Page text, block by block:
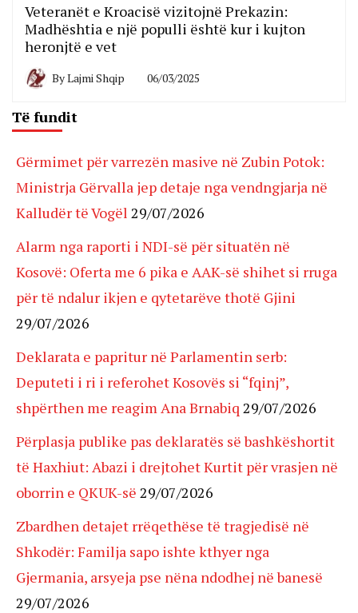
Veteranët e Kroacisë vizitojnë Prekazin:
Madhështia e një populli është kur i kujton
heronjtë e vet
ByLajmi Shqip 06/03/2025
Të fundit
Gërmimet për varrezën masive në Zubin Potok:
Ministrja Gërvalla jep detaje nga vendngjarja në
Kalludër të Vogël 29/07/2026
Alarm nga raporti i NDI-së për situatën në
Kosovë: Oferta me 6 pika e AAK-së shihet si rruga
për të ndalur ikjen e qytetarëve thotë Gjini
29/07/2026
Deklarata e papritur në Parlamentin serb:
Deputeti i ri i referohet Kosovës si “fqinj”,
shpërthen me reagim Ana Brnabiq 29/07/2026
Përplasja publike pas deklaratës së bashkëshortit
të Haxhiut: Abazi i drejtohet Kurtit për vrasjen në
oborrin e QKUK-së 29/07/2026
Zbardhen detajet rrëqethëse të tragjedisë në
Shkodër: Familja sapo ishte kthyer nga
Gjermania, arsyeja pse nëna ndodhej në banesë
29/07/2026